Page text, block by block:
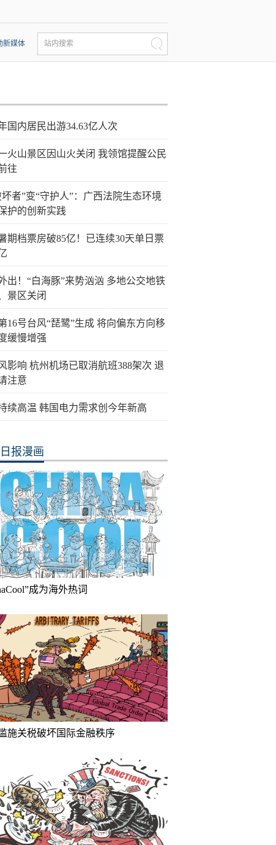
新媒体 站内搜索
国内居民出游34.63亿人次
火山景区因山火关闭 我领馆提醒公民
往
坏者”变“守护人”：广西法院生态环境
护的创新实践
期档票房破85亿！已连续30天单日票
出！“白海豚”来势汹汹 多地公交地铁
景区关闭
16号台风“琵鹭”生成 将向偏东方向移
缓慢增强
影响 杭州机场已取消航班388架次 退
注意
续高温 韩国电力需求创今年新高
报漫画
成为海外热词
施关税破坏国际金融秩序